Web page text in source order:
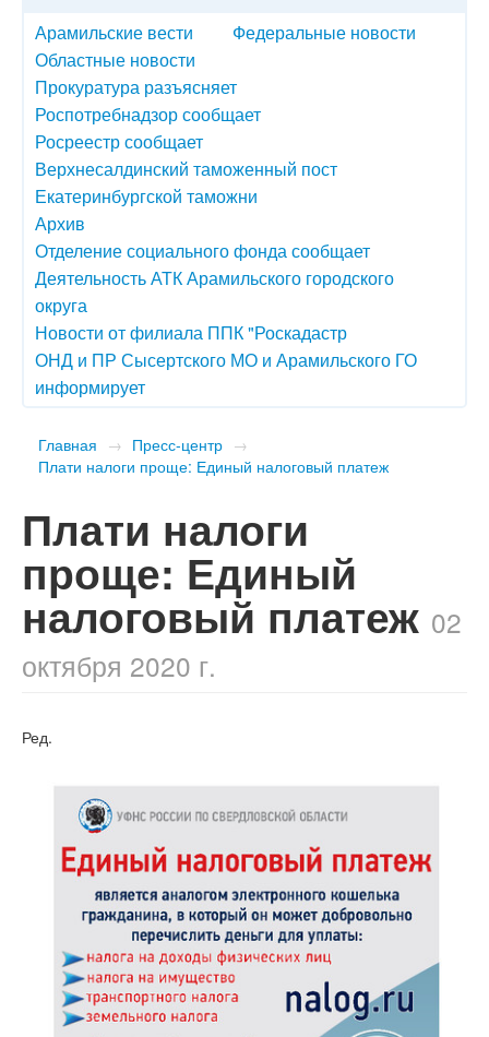
Арамильские вести
Федеральные новости
Областные новости
Прокуратура разъясняет
Роспотребнадзор сообщает
Росреестр сообщает
Верхнесалдинский таможенный пост
Екатеринбургской таможни
Архив
Отделение социального фонда сообщает
Деятельность АТК Арамильского городского
округа
Новости от филиала ППК "Роскадастр
ОНД и ПР Сысертского МО и Арамильского ГО
информирует
Главная → Пресс-центр →
Плати налоги проще: Единый налоговый платеж
Плати налоги
проще: Единый
налоговый платеж 02
октября 2020 г.
Ред.